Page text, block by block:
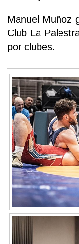
Manuel Muñoz
Club La
por clubes.